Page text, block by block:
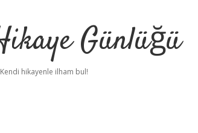
Günlüğü
Kendi hikayenle ilham bul!